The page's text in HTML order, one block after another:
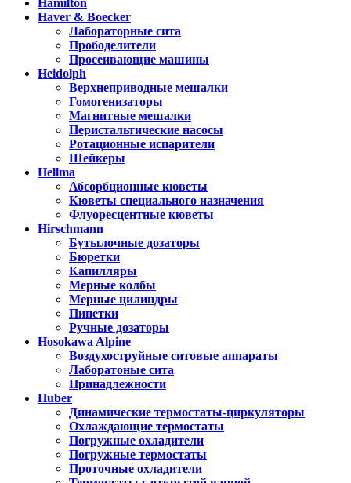
Hamilton
Haver & Boecker
Лабораторные сита
Прободелители
Просеивающие машины
Heidolph
Верхнеприводные мешалки
Гомогенизаторы
Магнитные мешалки
Перистальтические насосы
Ротационные испарители
Шейкеры
Hellma
Абсорбционные кюветы
Кюветы специального назначения
Флуоресцентные кюветы
Hirschmann
Бутылочные дозаторы
Бюретки
Капилляры
Мерные колбы
Мерные цилиндры
Пипетки
Ручные дозаторы
Hosokawa Alpine
Воздухоструйные ситовые аппараты
Лаборатоные сита
Принадлежности
Huber
Динамические термостаты-циркуляторы
Охлаждающие термостаты
Погружные охладители
Погружные термостаты
Проточные охладители